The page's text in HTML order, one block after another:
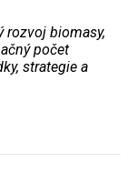
rozvoj biomasy,
počet
strategie a